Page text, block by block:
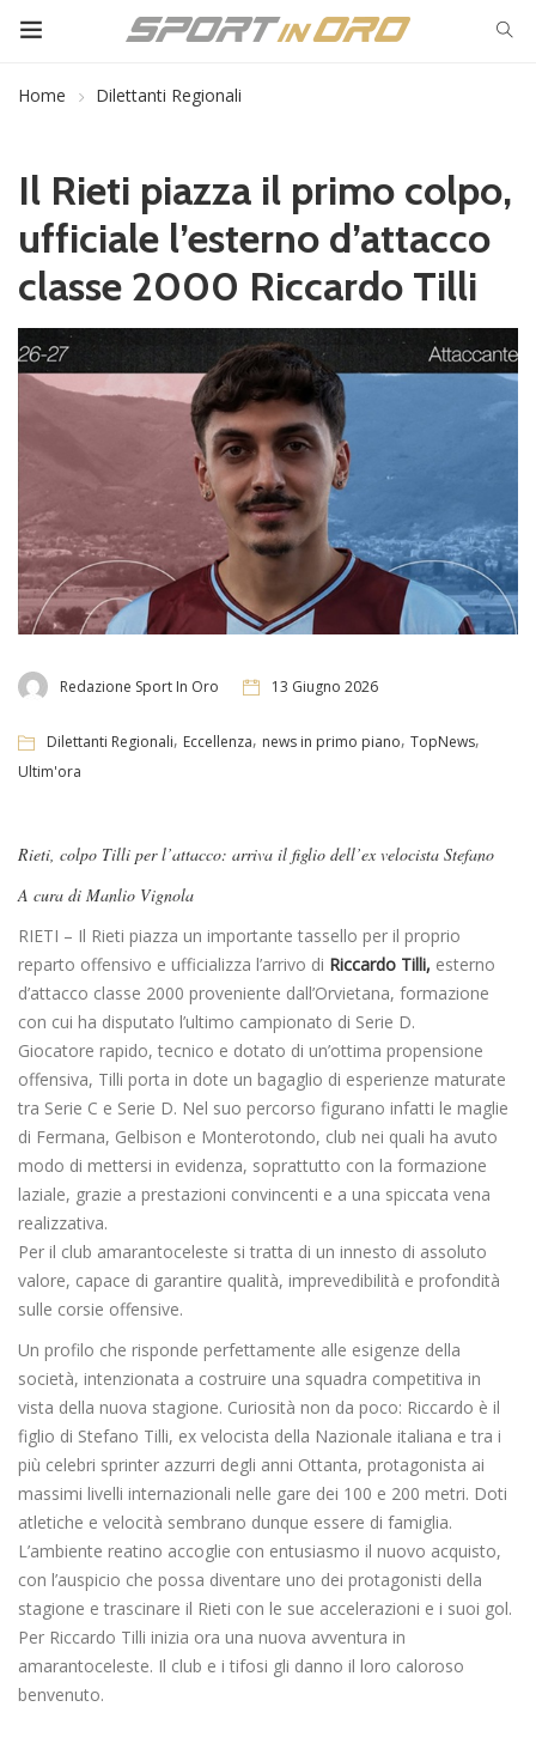
Home Dilettanti Regionali
Il Rieti piazza il primo colpo,
ufficiale l’esterno d’attacco
classe 2000 Riccardo Tilli
Redazione Sport In Oro 13 Giugno 2026
Dilettanti Regionali, Eccellenza, news in primo piano, TopNews,
Ultim'ora
Rieti, colpo Tilli per l’attacco: arriva il figlio dell’ex velocista Stefano
A cura di Manlio Vignola
RIETI – Il Rieti piazza un importante tassello per il proprio
reparto offensivo e ufficializza l’arrivo di Riccardo Tilli, esterno
d’attacco classe 2000 proveniente dall’Orvietana, formazione
con cui ha disputato l’ultimo campionato di Serie D.
Giocatore rapido, tecnico e dotato di un’ottima propensione
offensiva, Tilli porta in dote un bagaglio di esperienze maturate
tra Serie C e Serie D. Nel suo percorso figurano infatti le maglie
di Fermana, Gelbison e Monterotondo, club nei quali ha avuto
modo di mettersi in evidenza, soprattutto con la formazione
laziale, grazie a prestazioni convincenti e a una spiccata vena
realizzativa.
Per il club amarantoceleste si tratta di un innesto di assoluto
valore, capace di garantire qualità, imprevedibilità e profondità
sulle corsie offensive.
Un profilo che risponde perfettamente alle esigenze della
società, intenzionata a costruire una squadra competitiva in
vista della nuova stagione. Curiosità non da poco: Riccardo è il
figlio di Stefano Tilli, ex velocista della Nazionale italiana e tra i
più celebri sprinter azzurri degli anni Ottanta, protagonista ai
massimi livelli internazionali nelle gare dei 100 e 200 metri. Doti
atletiche e velocità sembrano dunque essere di famiglia.
L’ambiente reatino accoglie con entusiasmo il nuovo acquisto,
con l’auspicio che possa diventare uno dei protagonisti della
stagione e trascinare il Rieti con le sue accelerazioni e i suoi gol.
Per Riccardo Tilli inizia ora una nuova avventura in
amarantoceleste. Il club e i tifosi gli danno il loro caloroso
benvenuto.